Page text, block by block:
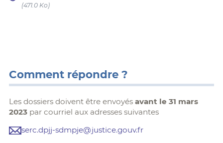
(471.0 Ko)
Comment répondre ?
Les dossiers doivent être envoyésavant le 31 mars
2023par courriel aux adresses suivantes
serc.dpjj-sdmpje@justice.gouv.fr